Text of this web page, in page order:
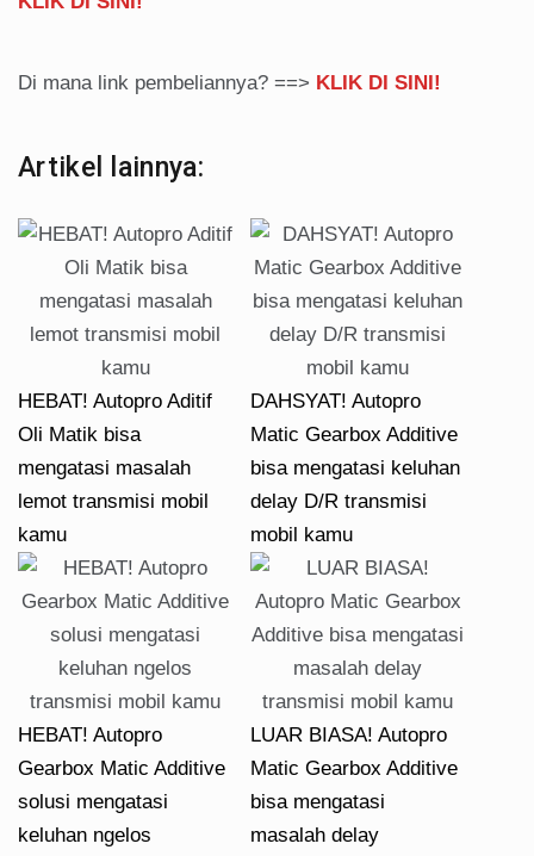
Di mana link pembeliannya? ==> KLIK DI SINI!
Artikel lainnya:
HEBAT! Autopro Aditif
Oli Matik bisa
mengatasi masalah
lemot transmisi mobil
kamu
DAHSYAT! Autopro
Matic Gearbox Additive
bisa mengatasi keluhan
delay D/R transmisi
mobil kamu
HEBAT! Autopro
Gearbox Matic Additive
solusi mengatasi
keluhan ngelos
LUAR BIASA! Autopro
Matic Gearbox Additive
bisa mengatasi
masalah delay